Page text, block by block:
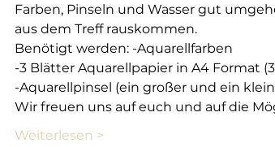
Farben, Pinseln und Wasser gut
aus dem Treff rauskommen.
Benötigt werden: -Aquarellfarben
-3 Blätter Aquarellpapier in A4 Format
-Aquarellpinsel (ein großer und ein
Wir freuen uns auf euch und auf die
Weiterlesen >